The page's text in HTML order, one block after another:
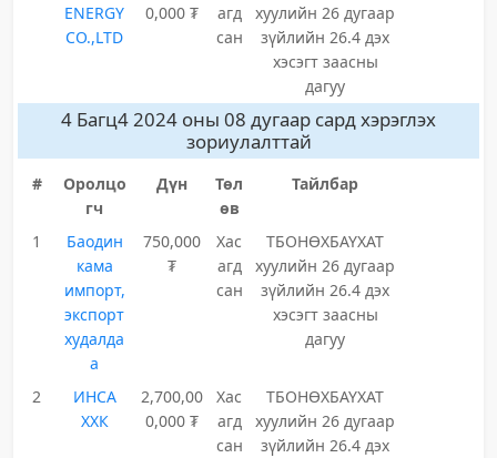
ENERGY
CO.,LTD
0,000 ₮
агд
сан
хуулийн 26 дугаар
зүйлийн 26.4 дэх
хэсэгт заасны
дагуу
4 Багц4 2024 оны 08 дугаар сард хэрэглэх
зориулалттай
#
Оролцо
гч
Дүн
Төл
өв
Тайлбар
1
Баодин
кама
импорт,
экспорт
худалда
а
750,000
₮
Хас
агд
сан
ТБОНӨХБАҮХАТ
хуулийн 26 дугаар
зүйлийн 26.4 дэх
хэсэгт заасны
дагуу
2
ИНСА
ХХК
2,700,00
0,000 ₮
Хас
агд
сан
ТБОНӨХБАҮХАТ
хуулийн 26 дугаар
зүйлийн 26.4 дэх